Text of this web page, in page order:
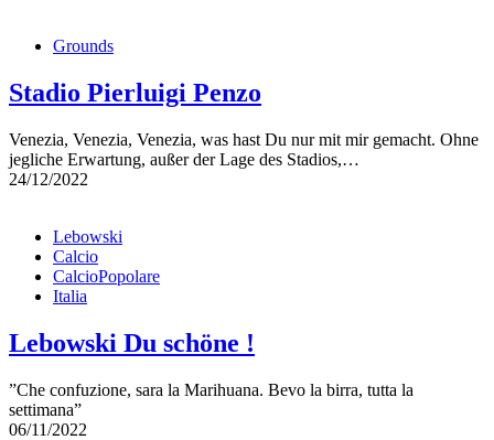
Grounds
Stadio Pierluigi Penzo
Venezia, Venezia, Venezia, was hast Du nur mit mir gemacht. Ohne
jegliche Erwartung, außer der Lage des Stadios,…
24/12/2022
Lebowski
Calcio
CalcioPopolare
Italia
Lebowski Du schöne !
”Che confuzione, sara la Marihuana. Bevo la birra, tutta la
settimana”
06/11/2022